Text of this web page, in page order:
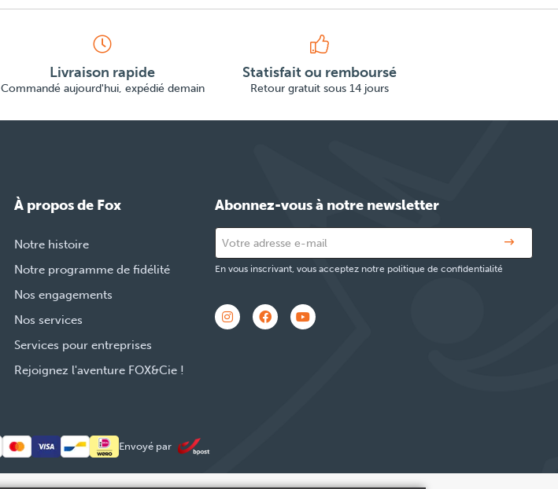
Livraison rapide
Commandé aujourd'hui, expédié demain
Statisfait ou remboursé
Retour gratuit sous 14 jours
À propos de Fox
Notre histoire
Notre programme de fidélité
Nos engagements
Nos services
Services pour entreprises
Rejoignez l'aventure FOX&Cie !
Abonnez-vous à notre newsletter
En vous inscrivant, vous acceptez notre politique de confidentialité
Envoyé par